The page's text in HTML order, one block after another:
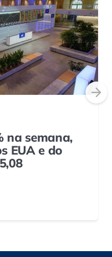
na semana,
EUA e do